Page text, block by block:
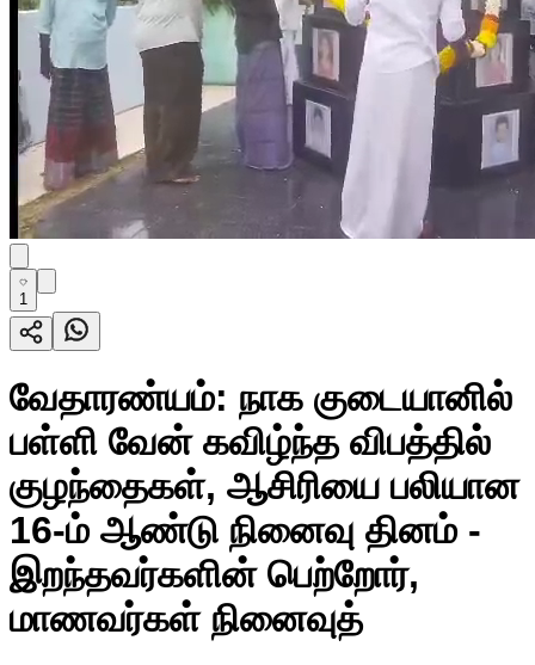
1
வேதாரண்யம்: நாக குடையானில்
பள்ளி வேன் கவிழ்ந்த விபத்தில்
குழந்தைகள், ஆசிரியை பலியான
16-ம் ஆண்டு நினைவு தினம் -
இறந்தவர்களின் பெற்றோர்,
மாணவர்கள் நினைவுத்